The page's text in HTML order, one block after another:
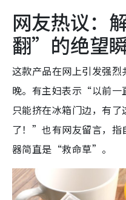
网友热议：
翻”的绝望
这款产品在网上引发强
晚。有主妇表示“以前一
只能挤在冰箱门边，有
了！”也有网友留言，指
器简直是“救命草”。